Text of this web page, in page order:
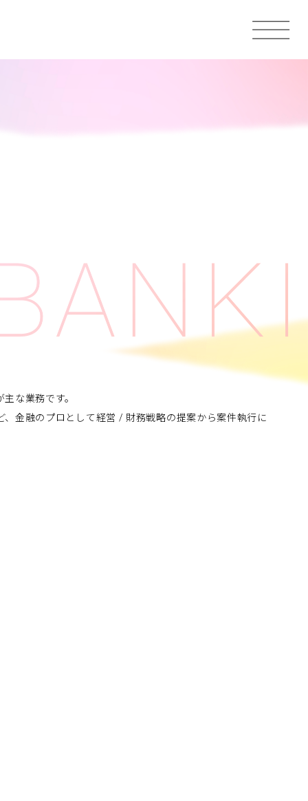
な業務です。
金融のプロとして経営 / 財務戦略の提案から案件執行に